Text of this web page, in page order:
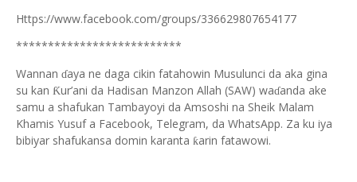
Https://www.facebook.com/groups/336629807654177
**************************
Wannan ɗaya ne daga cikin fatahowin Musulunci da aka gina
su kan Ƙur’ani da Hadisan Manzon Allah (SAW) waɗanda ake
samu a shafukan Tambayoyi da Amsoshi na Sheik Malam
Khamis Yusuf a Facebook, Telegram, da WhatsApp. Za ku iya
bibiyar shafukansa domin karanta ƙarin fatawowi.